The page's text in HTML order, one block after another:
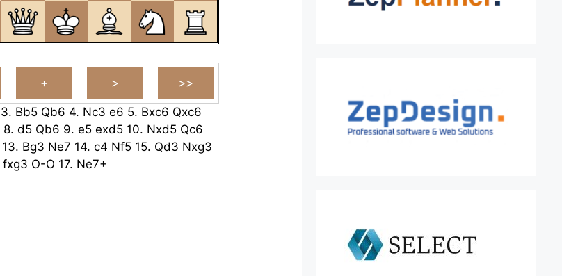
3. Bb5 Qb6 4. Nc3 e6 5. Bxc6 Qxc6
8. d5 Qb6 9. e5 exd5 10. Nxd5 Qc6
13. Bg3 Ne7 14. c4 Nf5 15. Qd3 Nxg3
fxg3 O-O 17. Ne7+